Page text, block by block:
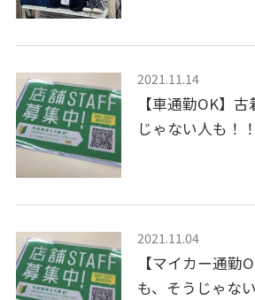
2021.11.14
【車通勤OK】
じゃない人も！
2021.11.04
【マイカー通勤
も、そうじゃな